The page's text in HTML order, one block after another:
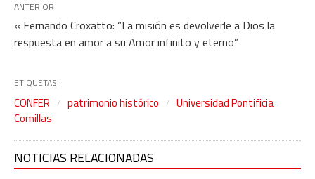
ANTERIOR
« Fernando Croxatto: “La misión es devolverle a Dios la
respuesta en amor a su Amor infinito y eterno”
ETIQUETAS:
CONFER patrimonio histórico
Universidad Pontificia
Comillas
NOTICIAS RELACIONADAS